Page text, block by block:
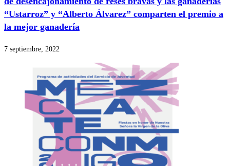
“Ustarroz” y “Alberto Álvarez” comparten el premio a
la mejor ganadería
7 septiembre, 2022